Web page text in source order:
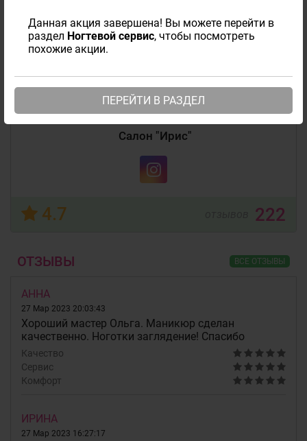
Данная акция завершена! Вы можете перейти в
раздел Ногтевой сервис, чтобы посмотреть
похожие акции.
ПЕРЕЙТИ В РАЗДЕЛ
Зеленоград, корпус 442
Сейчас открыто
Часы работы
1288638@gmail.com
Салон "Ирис"
4.7 222
ОТЗЫВЫ ВСЕ ОТЗЫВЫ
АННА
27 Мар 2023 20:03:43
Хороший мастер Ольга. Маникюр сделан
качественно. Ноготки заглядение! Спасибо
Качество
Сервис
Комфорт
ИРИНА
27 Мар 2023 16:27:17